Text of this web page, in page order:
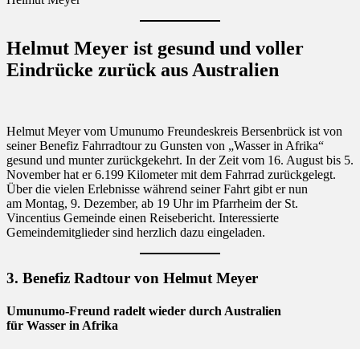
Helmut Meyer ist gesund und voller
Eindrücke zurück aus Australien
Helmut Meyer vom Umunumo Freundeskreis Bersenbrück ist von
seiner Benefiz Fahrradtour zu Gunsten von „Wasser in Afrika“
gesund und munter zurückgekehrt. In der Zeit vom 16. August bis 5.
November hat er 6.199 Kilometer mit dem Fahrrad zurückgelegt.
Über die vielen Erlebnisse während seiner Fahrt gibt er nun
am Montag, 9. Dezember, ab 19 Uhr im Pfarrheim der St.
Vincentius Gemeinde einen Reisebericht. Interessierte
Gemeindemitglieder sind herzlich dazu eingeladen.
3. Benefiz Radtour von Helmut Meyer
Umunumo-Freund radelt wieder durch Australien
für Wasser in Afrika